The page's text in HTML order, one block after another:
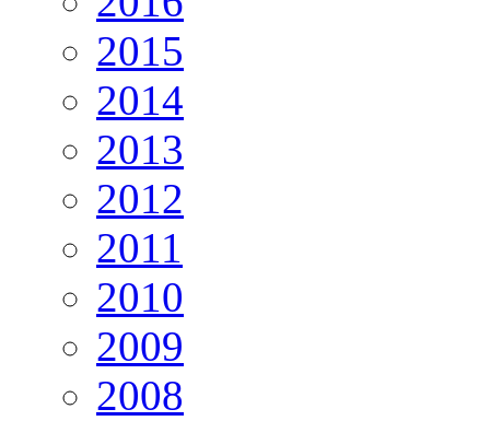
2015
2014
2013
2012
2011
2010
2009
2008